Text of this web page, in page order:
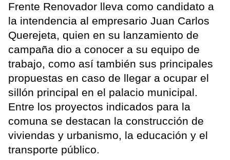
Frente Renovador lleva como candidato a
la intendencia al empresario Juan Carlos
Querejeta, quien en su lanzamiento de
campaña dio a conocer a su equipo de
trabajo, como así también sus principales
propuestas en caso de llegar a ocupar el
sillón principal en el palacio municipal.
Entre los proyectos indicados para la
comuna se destacan la construcción de
viviendas y urbanismo, la educación y el
transporte público.